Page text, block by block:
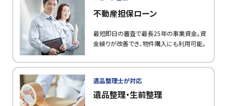
不動産担保ローン
最短即日の審査で最長25年の事業資金。資
金繰りが改善でき、物件購入にも利用可能。
遺品整理士が対応
遺品整理・生前整理